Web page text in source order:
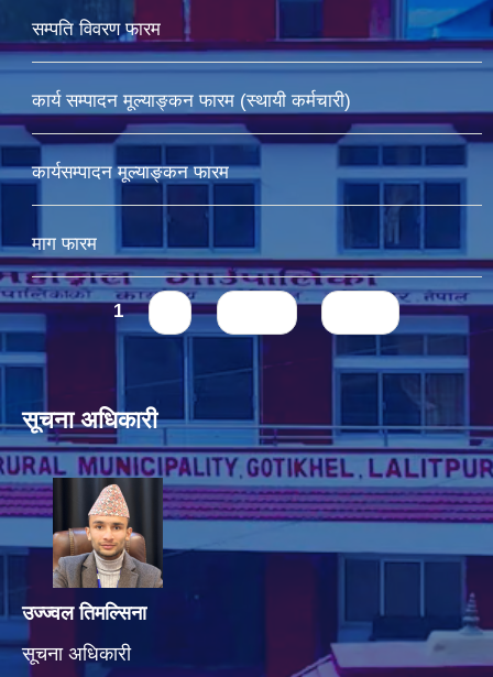
सम्पति विवरण फारम
कार्य सम्पादन मूल्याङ्कन फारम (स्थायी कर्मचारी)
कार्यसम्पादन मूल्याङ्कन फारम
माग फारम
Pages1
सूचना अधिकारी
उज्ज्वल तिमल्सिना
सूचना अधिकारी